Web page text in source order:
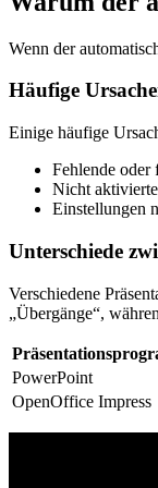
Wenn der
Häufige
Einige häufige
Fehlende oder
Nicht
Einstellungen
Unterschiede
Verschiedene
„Übergänge“,
PowerPoint
OpenOffice Impress